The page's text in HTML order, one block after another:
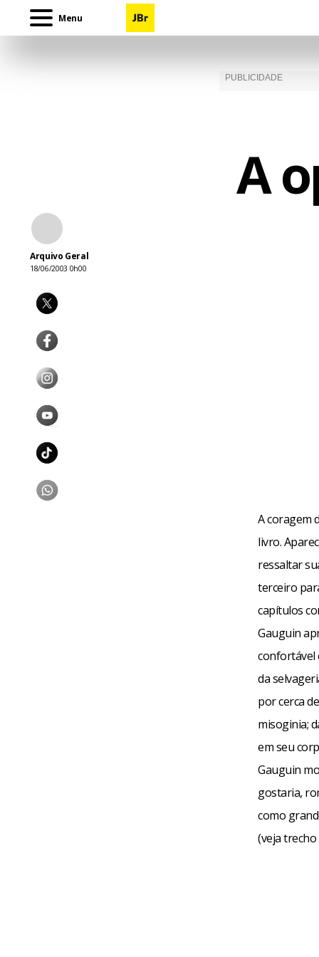
Menu
A
Arquivo Geral
18/06/2003 0h00
A coragem
livro.
ressaltar
terceiro
capítulos
Gauguin
confortável
da
por cerca
misoginia;
em seu
Gauguin
gostaria,
como
(veja